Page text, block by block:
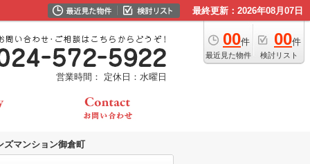
最終更新：2026年08月07日
00件
最近見た物件
00件
検討リスト
営業時間： 定休日：水曜日
ズマンション御倉町